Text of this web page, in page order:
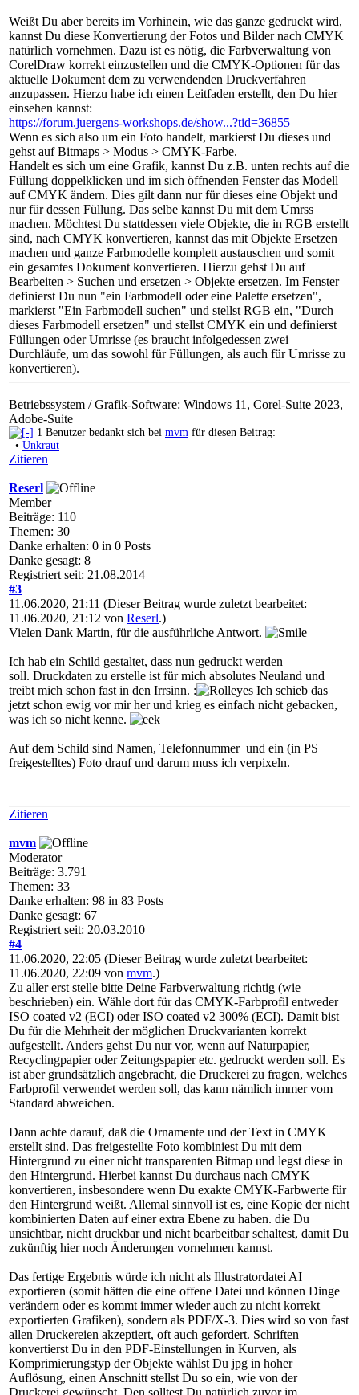
Weißt Du aber bereits im Vorhinein, wie das ganze gedruckt wird,
kannst Du diese Konvertierung der Fotos und Bilder nach CMYK
natürlich vornehmen. Dazu ist es nötig, die Farbverwaltung von
CorelDraw korrekt einzustellen und die CMYK-Optionen für das
aktuelle Dokument dem zu verwendenden Druckverfahren
anzupassen. Hierzu habe ich einen Leitfaden erstellt, den Du hier
einsehen kannst:
https://forum.juergens-workshops.de/show...?tid=36855
Wenn es sich also um ein Foto handelt, markierst Du dieses und
gehst auf Bitmaps > Modus > CMYK-Farbe.
Handelt es sich um eine Grafik, kannst Du z.B. unten rechts auf die
Füllung doppelklicken und im sich öffnenden Fenster das Modell
auf CMYK ändern. Dies gilt dann nur für dieses eine Objekt und
nur für dessen Füllung. Das selbe kannst Du mit dem Umrss
machen. Möchtest Du stattdessen viele Objekte, die in RGB erstellt
sind, nach CMYK konvertieren, kannst das mit Objekte Ersetzen
machen und ganze Farbmodelle komplett austauschen und somit
ein gesamtes Dokument konvertieren. Hierzu gehst Du auf
Bearbeiten > Suchen und ersetzen > Objekte ersetzen. Im Fenster
definierst Du nun "ein Farbmodell oder eine Palette ersetzen",
markierst "Ein Farbmodell suchen" und stellst RGB ein, "Durch
dieses Farbmodell ersetzen" und stellst CMYK ein und definierst
Füllungen oder Umrisse (es braucht infolgedessen zwei
Durchläufe, um das sowohl für Füllungen, als auch für Umrisse zu
konvertieren).
Betriebssystem / Grafik-Software: Windows 11, Corel-Suite 2023,
Adobe-Suite
1 Benutzer bedankt sich bei mvm für diesen Beitrag:
• Unkraut
Zitieren
Reserl
Member
Beiträge: 110
Themen: 30
Danke erhalten: 0 in 0 Posts
Danke gesagt: 8
Registriert seit: 21.08.2014
#3
11.06.2020, 21:11 (Dieser Beitrag wurde zuletzt bearbeitet:
11.06.2020, 21:12 von Reserl.)
Vielen Dank Martin, für die ausführliche Antwort.
Ich hab ein Schild gestaltet, dass nun gedruckt werden
soll. Druckdaten zu erstelle ist für mich absolutes Neuland und
treibt mich schon fast in den Irrsinn. :
Ich schieb das
jetzt schon ewig vor mir her und krieg es einfach nicht gebacken,
was ich so nicht kenne.
Auf dem Schild sind Namen, Telefonnummer und ein (in PS
freigestelltes) Foto drauf und darum muss ich verpixeln.
Zitieren
mvm
Moderator
Beiträge: 3.791
Themen: 33
Danke erhalten: 98 in 83 Posts
Danke gesagt: 67
Registriert seit: 20.03.2010
#4
11.06.2020, 22:05 (Dieser Beitrag wurde zuletzt bearbeitet:
11.06.2020, 22:09 von mvm.)
Zu aller erst stelle bitte Deine Farbverwaltung richtig (wie
beschrieben) ein. Wähle dort für das CMYK-Farbprofil entweder
ISO coated v2 (ECI) oder ISO coated v2 300% (ECI). Damit bist
Du für die Mehrheit der möglichen Druckvarianten korrekt
aufgestellt. Anders gehst Du nur vor, wenn auf Naturpapier,
Recyclingpapier oder Zeitungspapier etc. gedruckt werden soll. Es
ist aber grundsätzlich angebracht, die Druckerei zu fragen, welches
Farbprofil verwendet werden soll, das kann nämlich immer vom
Standard abweichen.
Dann achte darauf, daß die Ornamente und der Text in CMYK
erstellt sind. Das freigestellte Foto kombiniest Du mit dem
Hintergrund zu einer nicht transparenten Bitmap und legst diese in
den Hintergrund. Hierbei kannst Du durchaus nach CMYK
konvertieren, insbesondere wenn Du exakte CMYK-Farbwerte für
den Hintergrund weißt. Allemal sinnvoll ist es, eine Kopie der nicht
kombinierten Daten auf einer extra Ebene zu haben. die Du
unsichtbar, nicht druckbar und nicht bearbeitbar schaltest, damit Du
zukünftig hier noch Änderungen vornehmen kannst.
Das fertige Ergebnis würde ich nicht als Illustratordatei AI
exportieren (somit hätten die eine offene Datei und können Dinge
verändern oder es kommt immer wieder auch zu nicht korrekt
exportierten Grafiken), sondern als PDF/X-3. Dies wird so von fast
allen Druckereien akzeptiert, oft auch gefordert. Schriften
konvertierst Du in den PDF-Einstellungen in Kurven, als
Komprimierungstyp der Objekte wählst Du jpg in hoher
Auflösung, einen Anschnitt stellst Du so ein, wie von der
Druckerei gewünscht. Den solltest Du natürlich zuvor im